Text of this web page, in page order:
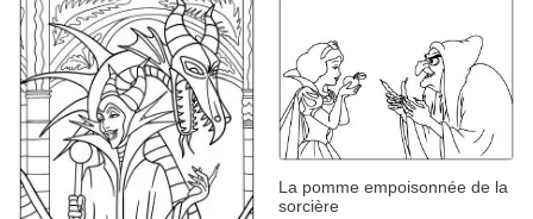
La pomme empoisonnée de la
sorcière